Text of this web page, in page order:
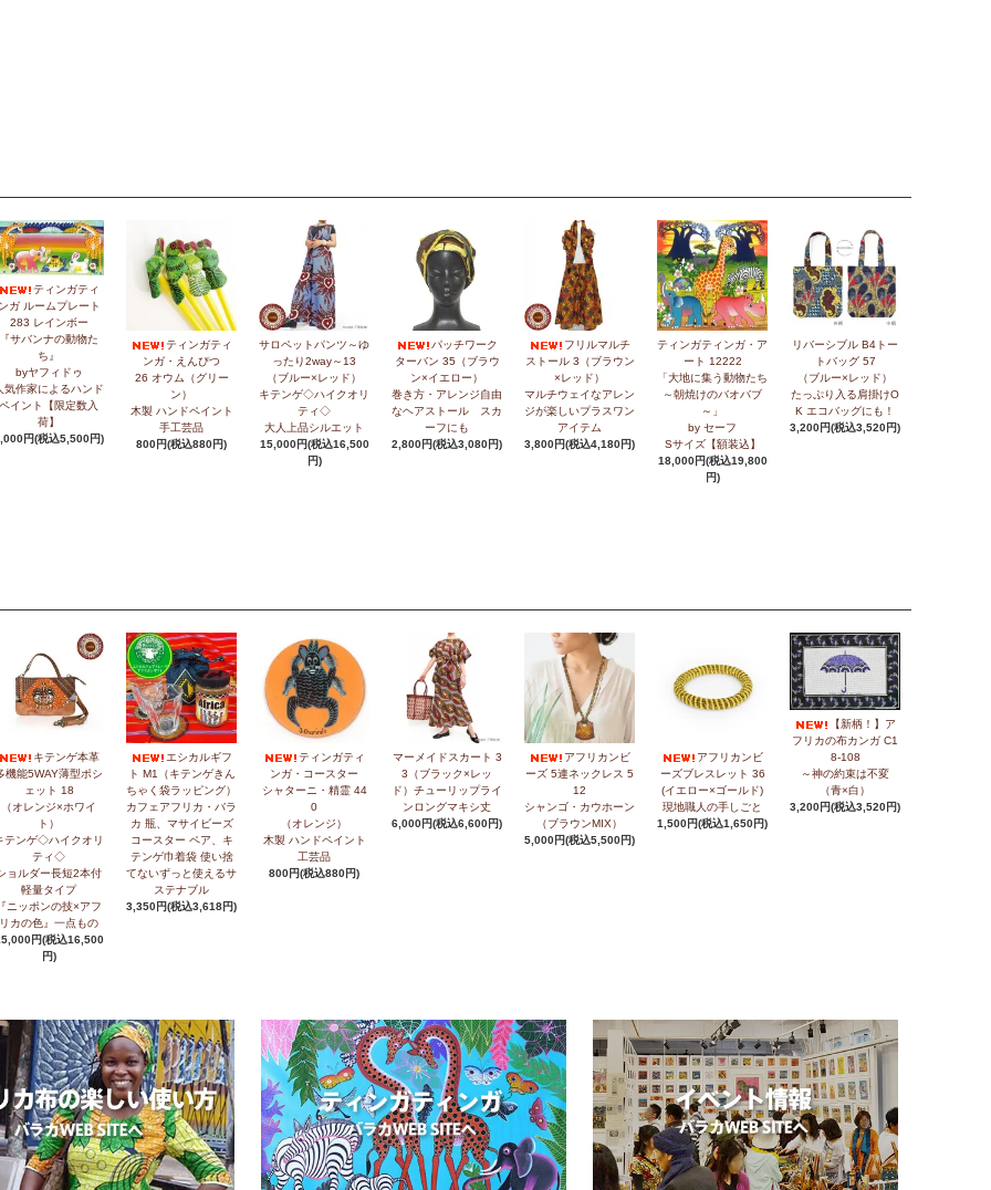
ティンガティ
ガ ルームプレート
283 レインボー
『サバンナの動物た
ち』
byヤフィドゥ
気作家によるハンド
ペイント【限定数入
荷】
円(税込5,500円)
ティンガティ
ンガ・えんぴつ
26 オウム（グリー
ン）
木製 ハンドペイント
手工芸品
800円(税込880円)
サロペットパンツ～ゆ
ったり2way～13
（ブルー×レッド）
キテンゲ◇ハイクオリ
ティ◇
大人上品シルエット
15,000円(税込16,500
円)
パッチワーク
ターバン 35（ブラウ
ン×イエロー）
巻き方・アレンジ自由
なヘアストール スカ
ーフにも
2,800円(税込3,080円)
フリルマルチ
ストール 3（ブラウン
×レッド）
マルチウェイなアレン
ジが楽しいプラスワン
アイテム
3,800円(税込4,180円)
ティンガティンガ・ア
ート 12222
「大地に集う動物たち
～朝焼けのバオバブ
～」
by セーフ
Sサイズ【額装込】
18,000円(税込19,800
円)
リバーシブル B4トー
トバッグ 57
（ブルー×レッド）
たっぷり入る肩掛けO
K エコバッグにも！
3,200円(税込3,520円)
キテンゲ本革
機能5WAY薄型ポシ
ェット 18
（オレンジ×ホワイ
ト）
テンゲ◇ハイクオリ
ティ◇
ョルダー長短2本付
軽量タイプ
ニッポンの技×アフ
リカの色』一点もの
円(税込16,500
円)
エシカルギフ
ト M1（キテンゲきん
ちゃく袋ラッピング）
カフェアフリカ・バラ
カ 瓶、マサイビーズ
コースター ペア、キ
テンゲ巾着袋 使い捨
てないずっと使えるサ
ステナブル
3,350円(税込3,618円)
ティンガティ
ンガ・コースター
シャターニ・精霊 44
0
（オレンジ）
木製 ハンドペイント
工芸品
800円(税込880円)
マーメイドスカート 3
3（ブラック×レッ
ド）チューリップライ
ンロングマキシ丈
6,000円(税込6,600円)
アフリカンビ
ーズ 5連ネックレス 5
12
シャンゴ・カウホーン
（ブラウンMIX）
5,000円(税込5,500円)
アフリカンビ
ーズブレスレット 36
(イエロー×ゴールド)
現地職人の手しごと
1,500円(税込1,650円)
【新柄！】ア
フリカの布カンガ C1
8-108
～神の約束は不変
（青×白）
3,200円(税込3,520円)